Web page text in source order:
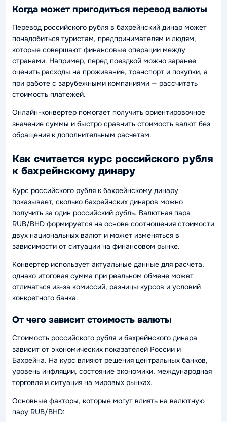
Когда может пригодиться перевод валюты
Перевод российского рубля в бахрейнский динар может
понадобиться туристам, предпринимателям и людям,
которые совершают финансовые операции между
странами. Например, перед поездкой можно заранее
оценить расходы на проживание, транспорт и покупки, а
при работе с зарубежными компаниями — рассчитать
стоимость платежей.
Онлайн-конвертер помогает получить ориентировочное
значение суммы и быстро сравнить стоимость валют без
обращения к дополнительным расчетам.
Как считается курс российского рубля
к бахрейнскому динару
Курс российского рубля к бахрейнскому динару
показывает, сколько бахрейнских динаров можно
получить за один российский рубль. Валютная пара
RUB/BHD формируется на основе соотношения стоимости
двух национальных валют и может изменяться в
зависимости от ситуации на финансовом рынке.
Конвертер использует актуальные данные для расчета,
однако итоговая сумма при реальном обмене может
отличаться из-за комиссий, разницы курсов и условий
конкретного банка.
От чего зависит стоимость валюты
Стоимость российского рубля и бахрейнского динара
зависит от экономических показателей России и
Бахрейна. На курс влияют решения центральных банков,
уровень инфляции, состояние экономики, международная
торговля и ситуация на мировых рынках.
Основные факторы, которые могут влиять на валютную
пару RUB/BHD: